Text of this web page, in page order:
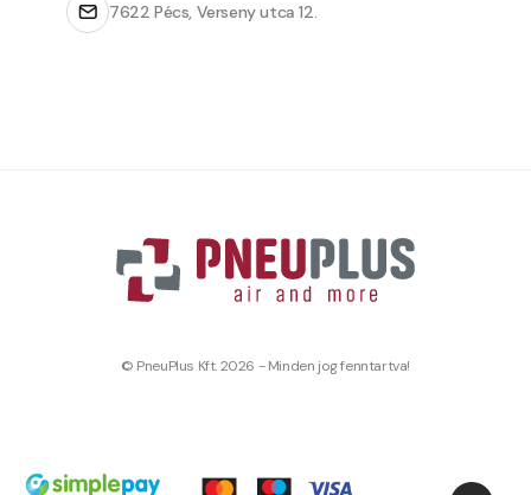
7622 Pécs, Verseny utca 12.
© PneuPlus Kft. 2026 - Minden jog fenntartva!